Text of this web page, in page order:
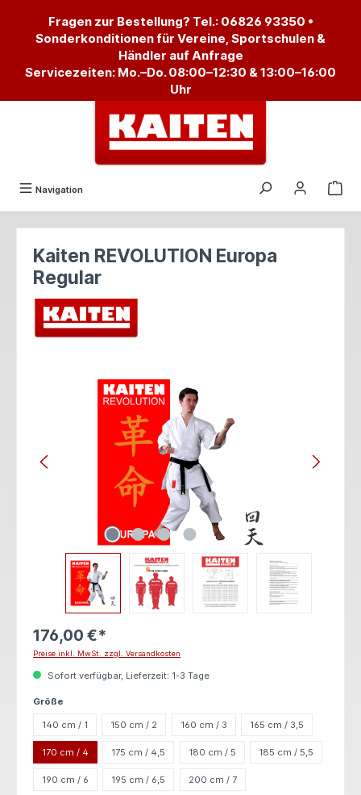
Fragen zur Bestellung? Tel.: 06826 93350 •
Sonderkonditionen für Vereine, Sportschulen &
Händler auf Anfrage
Servicezeiten: Mo.–Do. 08:00–12:30 & 13:00–16:00
Uhr
Navigation
Kaiten REVOLUTION Europa
Regular
Bildergalerie überspringen
176,00 €*
Preise inkl. MwSt. zzgl. Versandkosten
Sofort verfügbar, Lieferzeit: 1-3 Tage
Größe
140 cm / 1 150 cm / 2 160 cm / 3 165 cm / 3,5
170 cm / 4 175 cm / 4,5 180 cm / 5 185 cm / 5,5
190 cm / 6 195 cm / 6,5 200 cm / 7